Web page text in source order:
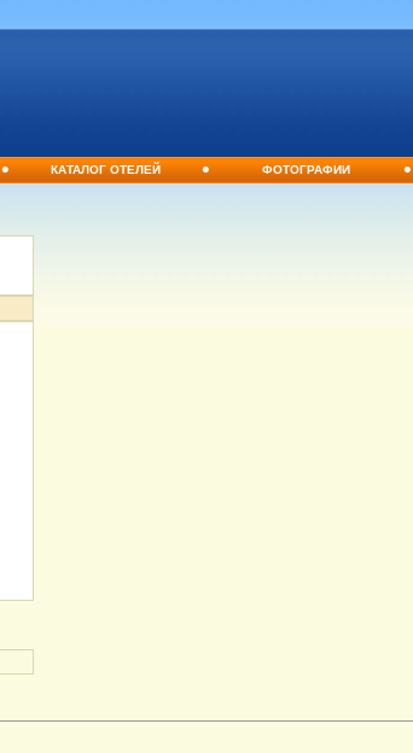
• КАТАЛОГ ОТЕЛЕЙ • ФОТОГРАФИИ •